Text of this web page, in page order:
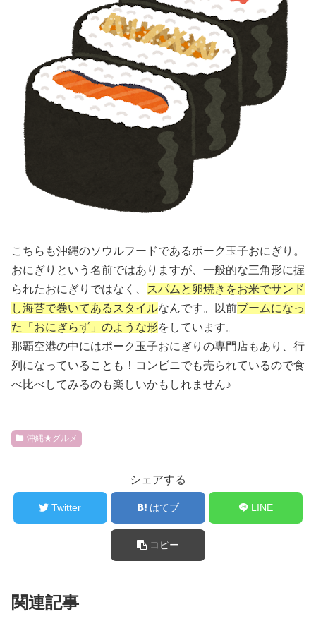
こちらも沖縄のソウルフードであるポーク玉子おにぎり。
おにぎりという名前ではありますが、一般的な三角形に握
られたおにぎりではなく、
スパムと卵焼きをお米でサンド
し海苔で巻いてあるスタイルなんです。以前ブームになっ
た「おにぎらず」のような形をしています。
那覇空港の中にはポーク玉子おにぎりの専門店もあり、行
列になっていることも！コンビニでも売られているので食
べ比べしてみるのも楽しいかもしれません♪
沖縄★グルメ
シェアする
Twitter はてブ LINE
コピー
関連記事